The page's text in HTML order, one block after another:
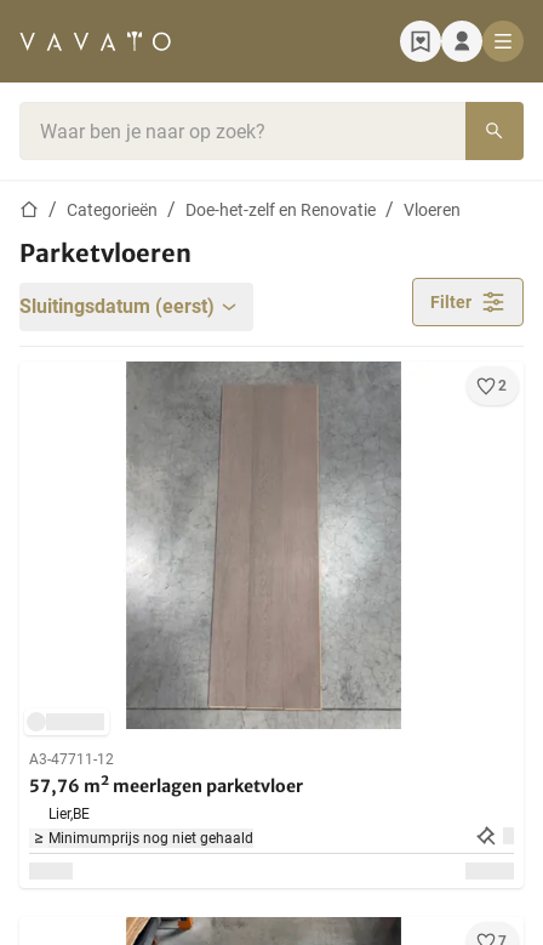
StartpaginaCategorieën Doe-het-zelf en Renovatie Vloeren
Parketvloeren
Sluitingsdatum (eerst) Filter
2
A3-47711-12
57,76 m² meerlagen parketvloer
Lier,BE
Minimumprijs nog niet gehaald